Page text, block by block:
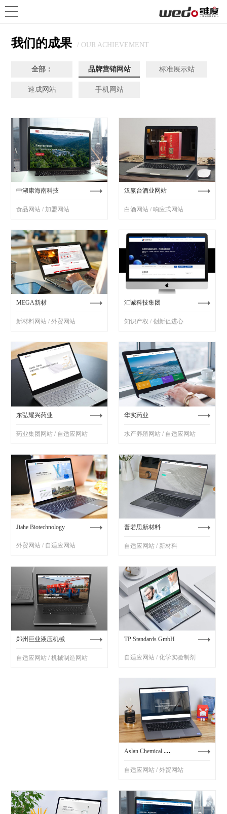
我们的成果 / OUR ACHIEVEMENT
全部： 品牌营销网站 标准展示站
速成网站 手机网站
中湖康海南科技
食品网站 / 加盟网站
汉赢台酒业网站
白酒网站 / 响应式网站
MEGA新材
新材料网站 / 外贸网站
汇诚科技集团
知识产权 / 创新促进心
东弘耀兴药业
药业集团网站 / 自适应网站
华实药业
水产养殖网站 / 自适应网站
Jiahe Biotechnology
外贸网站 / 自适应网站
普若思新材料
自适应网站 / 新材料
郑州巨业液压机械
自适应网站 / 机械制造网站
TP Standards GmbH
自适应网站 / 化学实验制剂
Aslan Chemical 外贸
自适应网站 / 外贸网站